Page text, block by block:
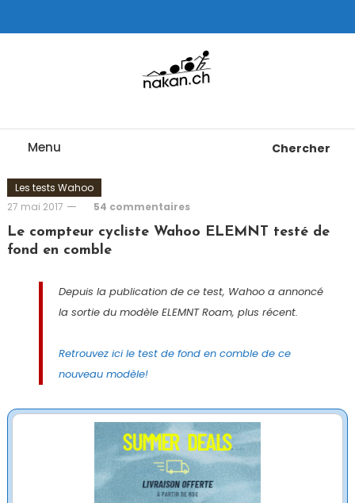
To
Menu Chercher
Les tests Wahoo
27 mai 2017
54 commentaires
Le compteur cycliste Wahoo ELEMNT testé de
fond en comble
Depuis la publication de ce test, Wahoo a annoncé
la sortie du modèle ELEMNT Roam, plus récent.
Retrouvez ici le test de fond en comble de ce
nouveau modèle!